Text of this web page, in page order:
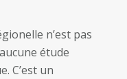
n’est pas
étude
C’est un